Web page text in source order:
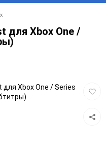
для Xbox One /